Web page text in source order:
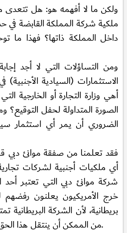
ولكن ما لا أفهمه هو: هل تتعدى
ملكية شركة المملكة القابضة في
داخل المملكة ذاتها؟ فهذا ما
ومن التساؤلات التي لا أجد
الاستثمارات (السيادية
أهي وزارة التجارة أو الخارجية
الصورة المتداولة لحفل
الضروري أن يمر أي استثمار
فقد تعلمنا من صفقة موانئ دبي
أي ملكيات أجنبية لشركات
شركة موانئ دبي التي تعتبر أحد
خرج الأمريكيون يعلنون رفضهم
بريطانية، لأن الشركة
من الممكن أن ينتقل هذا الحق إلى الشركة الإماراتية بعد إتمام الصفقة.